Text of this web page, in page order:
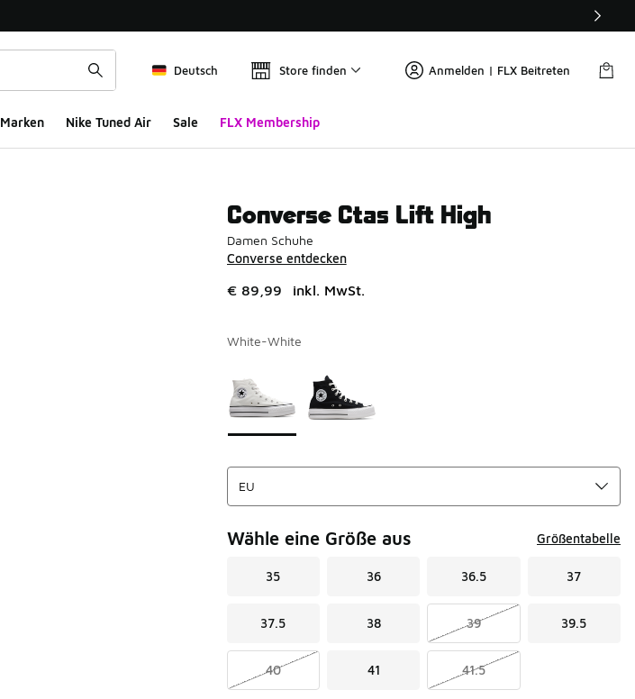
Deutsch Store finden Anmelden | FLX Beitreten
Marken Nike Tuned Air Sale FLX Membership
Converse Ctas Lift High
Damen Schuhe
Converse entdecken
€ 89,99 inkl. MwSt.
White-White
Wähle eine Größe aus Größentabelle
35 36 36.5 37
37.5 38 39 39.5
40 41 41.5